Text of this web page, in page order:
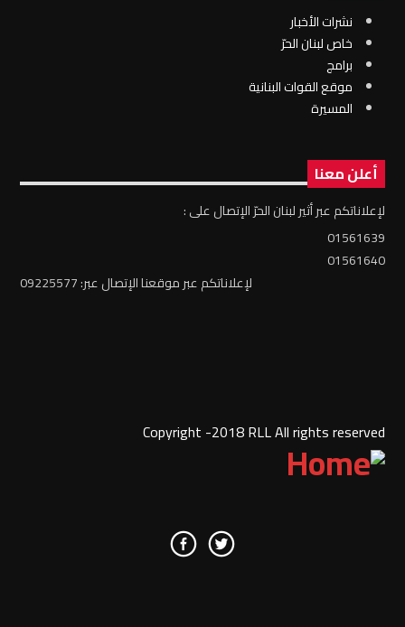
نشرات الأخبار
خاص لبنان الحرّ
برامج
موقع القوات البنانية
المسيرة
أعلن معنا
لإعلاناتكم عبر أثير لبنان الحرّ الإتصال على :
01561639
01561640
لإعلاناتكم عبر موقعنا الإتصال عبر: 09225577
Copyright -2018 RLL All rights reserved